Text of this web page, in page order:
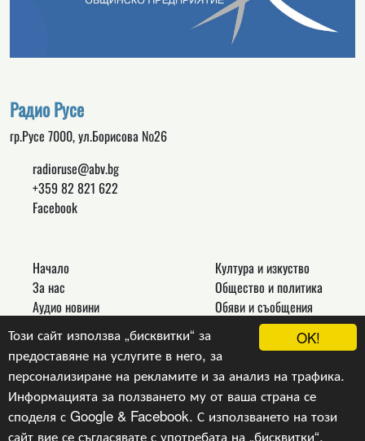
OK!
Този сайт използва „бисквитки“ за
предоставяне на услугите в него, за
персонализиране на рекламите и за анализ на трафика.
Информацията за ползването му от ваша страна се
споделя с Google & Facebook. С използването на този
сайт вие се съгласявате с употребата на „бисквитки“,
Радио Русе
гр.Русе 7000, ул.Борисова №26
radioruse@abv.bg
+359 82 821 622
Facebook
Начало
За нас
Аудио новини
Реклама
Връзки
Контакти
Култура и изкуство
Общество и политика
Обяви и съобщения
Новини
Други
Copyright © 2024, v.1.0,Радио Русе, Уеб Дизайн и